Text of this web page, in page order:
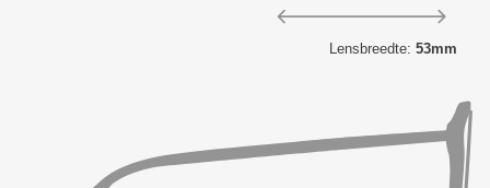
Lensbreedte: 53mm